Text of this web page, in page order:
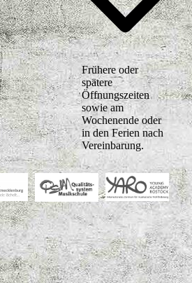
Frühere oder
spätere
Öffnungszeiten
sowie am
Wochenende oder
in den Ferien nach
Vereinbarung.